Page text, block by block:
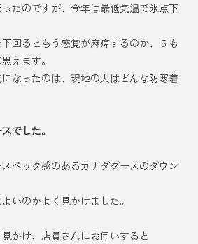
たのですが、今年は最低気温で氷点下
回るともう感覚が麻痺するのか、５も
えます。
なったのは、現地の人はどんな防寒着
でした。
ペック感のあるカナダグースのダウン
いのかよく見かけました。
かけ、店員さんにお伺いすると